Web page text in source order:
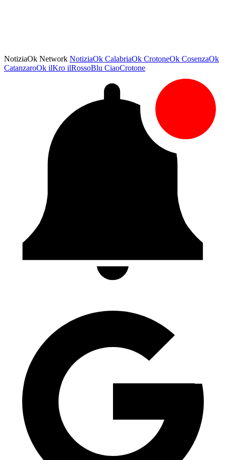
NotiziaOk Network NotiziaOk CalabriaOk CrotoneOk CosenzaOk
CatanzaroOk ilKro ilRossoBlu CiaoCrotone